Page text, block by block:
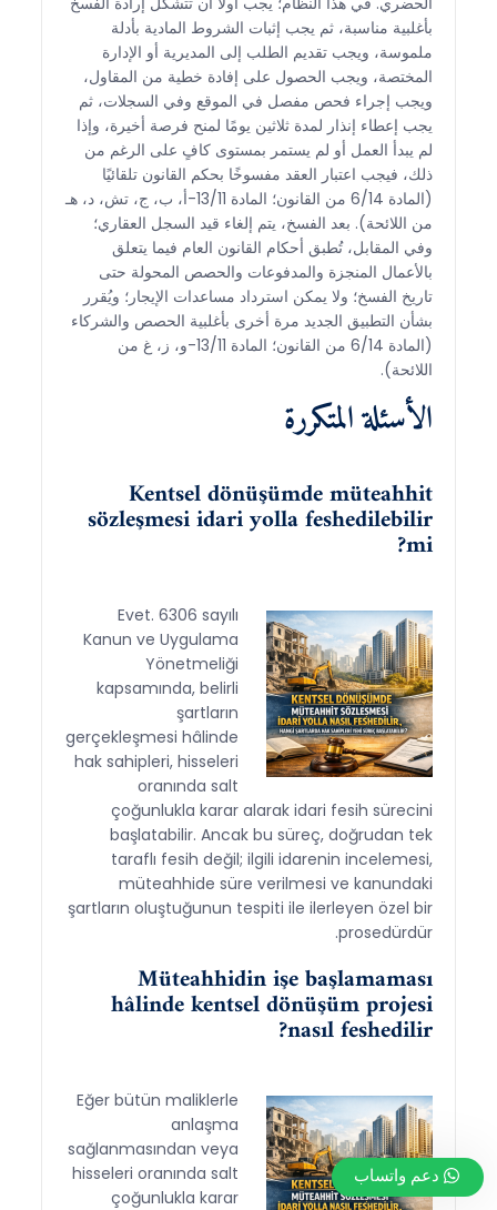
بأغلبية مناسبة، ثم يجب إثبات الشروط المادية بأدلة
ملموسة، ويجب تقديم الطلب إلى المديرية أو الإدارة
المختصة، ويجب الحصول على إفادة خطية من المقاول،
ويجب إجراء فحص مفصل في الموقع وفي السجلات، ثم
يجب إعطاء إنذار لمدة ثلاثين يومًا لمنح فرصة أخيرة، وإذا
لم يبدأ العمل أو لم يستمر بمستوى كافٍ على الرغم من
ذلك، فيجب اعتبار العقد مفسوخًا بحكم القانون تلقائيًا
(المادة 6/14 من القانون؛ المادة 13/11-أ، ب، ج، تش، د، هـ
من اللائحة). بعد الفسخ، يتم إلغاء قيد السجل العقاري؛
وفي المقابل، تُطبق أحكام القانون العام فيما يتعلق
بالأعمال المنجزة والمدفوعات والحصص المحولة حتى
تاريخ الفسخ؛ ولا يمكن استرداد مساعدات الإيجار؛ ويُقرر
بشأن التطبيق الجديد مرة أخرى بأغلبية الحصص والشركاء
(المادة 6/14 من القانون؛ المادة 13/11-و، ز، غ من
اللائحة).
الأسئلة المتكررة
Kentsel dönüşümde müteahhit
sözleşmesi idari yolla feshedilebilir
mi?
Evet. 6306 sayılı
Kanun ve Uygulama
Yönetmeliği
kapsamında, belirli
şartların
gerçekleşmesi hâlinde
hak sahipleri, hisseleri
oranında salt
çoğunlukla karar alarak idari fesih sürecini
başlatabilir. Ancak bu süreç, doğrudan tek
taraflı fesih değil; ilgili idarenin incelemesi,
müteahhide süre verilmesi ve kanundaki
şartların oluştuğunun tespiti ile ilerleyen özel bir
prosedürdür.
Müteahhidin işe başlamaması
hâlinde kentsel dönüşüm projesi
nasıl feshedilir?
Eğer bütün maliklerle
anlaşma
sağlanmasından veya
hisseleri oranında salt
çoğunlukla karar
دعم واتساب